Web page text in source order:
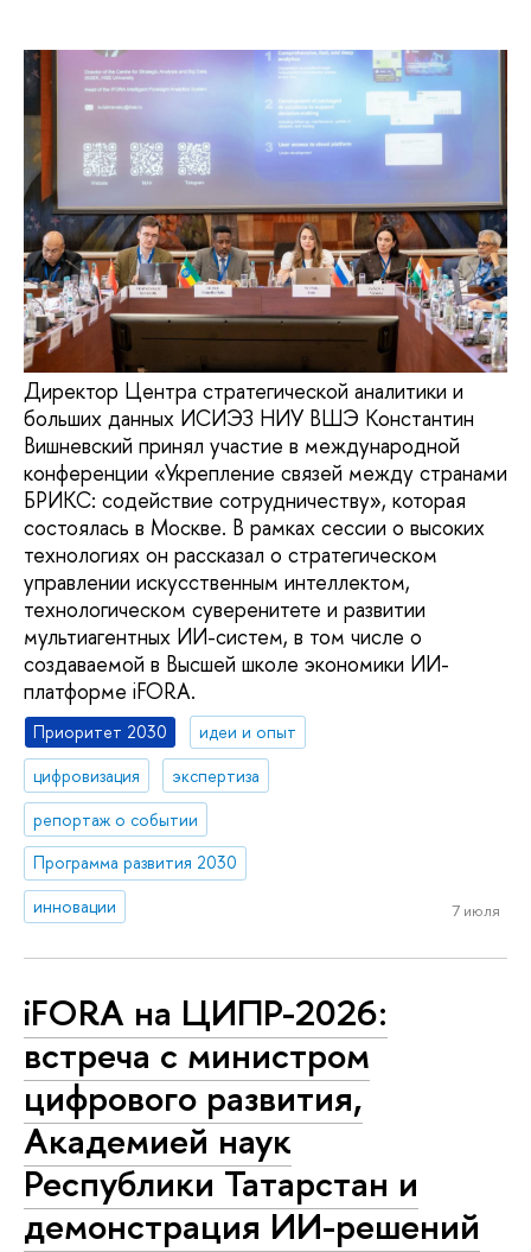
Директор Центра стратегической аналитики и
больших данных ИСИЭЗ НИУ ВШЭ Константин
Вишневский принял участие в международной
конференции «Укрепление связей между странами
БРИКС: содействие сотрудничеству», которая
состоялась в Москве. В рамках сессии о высоких
технологиях он рассказал о стратегическом
управлении искусственным интеллектом,
технологическом суверенитете и развитии
мультиагентных ИИ-систем, в том числе о
создаваемой в Высшей школе экономики ИИ-
платформе iFORA.
Приоритет 2030
идеи и опыт
цифровизация
экспертиза
репортаж о событии
Программа развития 2030
инновации
7 июля
iFORA на ЦИПР-2026:
встреча с министром
цифрового развития,
Академией наук
Республики Татарстан и
демонстрация ИИ-решений